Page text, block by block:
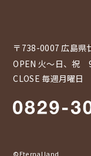
〒738-0007 広島県
OPEN 火〜日、祝
CLOSE 毎週月曜日
©Eternal land